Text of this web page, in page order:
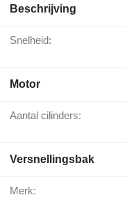
Beschrijving
Snelheid:
Motor
Aantal cilinders:
Versnellingsbak
Merk: